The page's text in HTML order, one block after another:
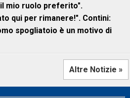
il mio ruolo preferito".
qui per rimanere!". Contini:
spogliatoio è un motivo di
Altre Notizie »